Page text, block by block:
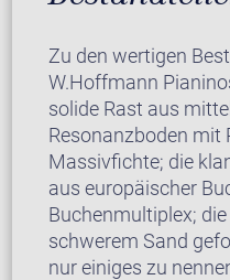
Zu den wertigen
W.Hoffmann
solide Rast aus
Resonanzboden mit
Massivfichte; die
aus europäischer
Buchenmultiplex;
schwerem Sand
nur einiges zu